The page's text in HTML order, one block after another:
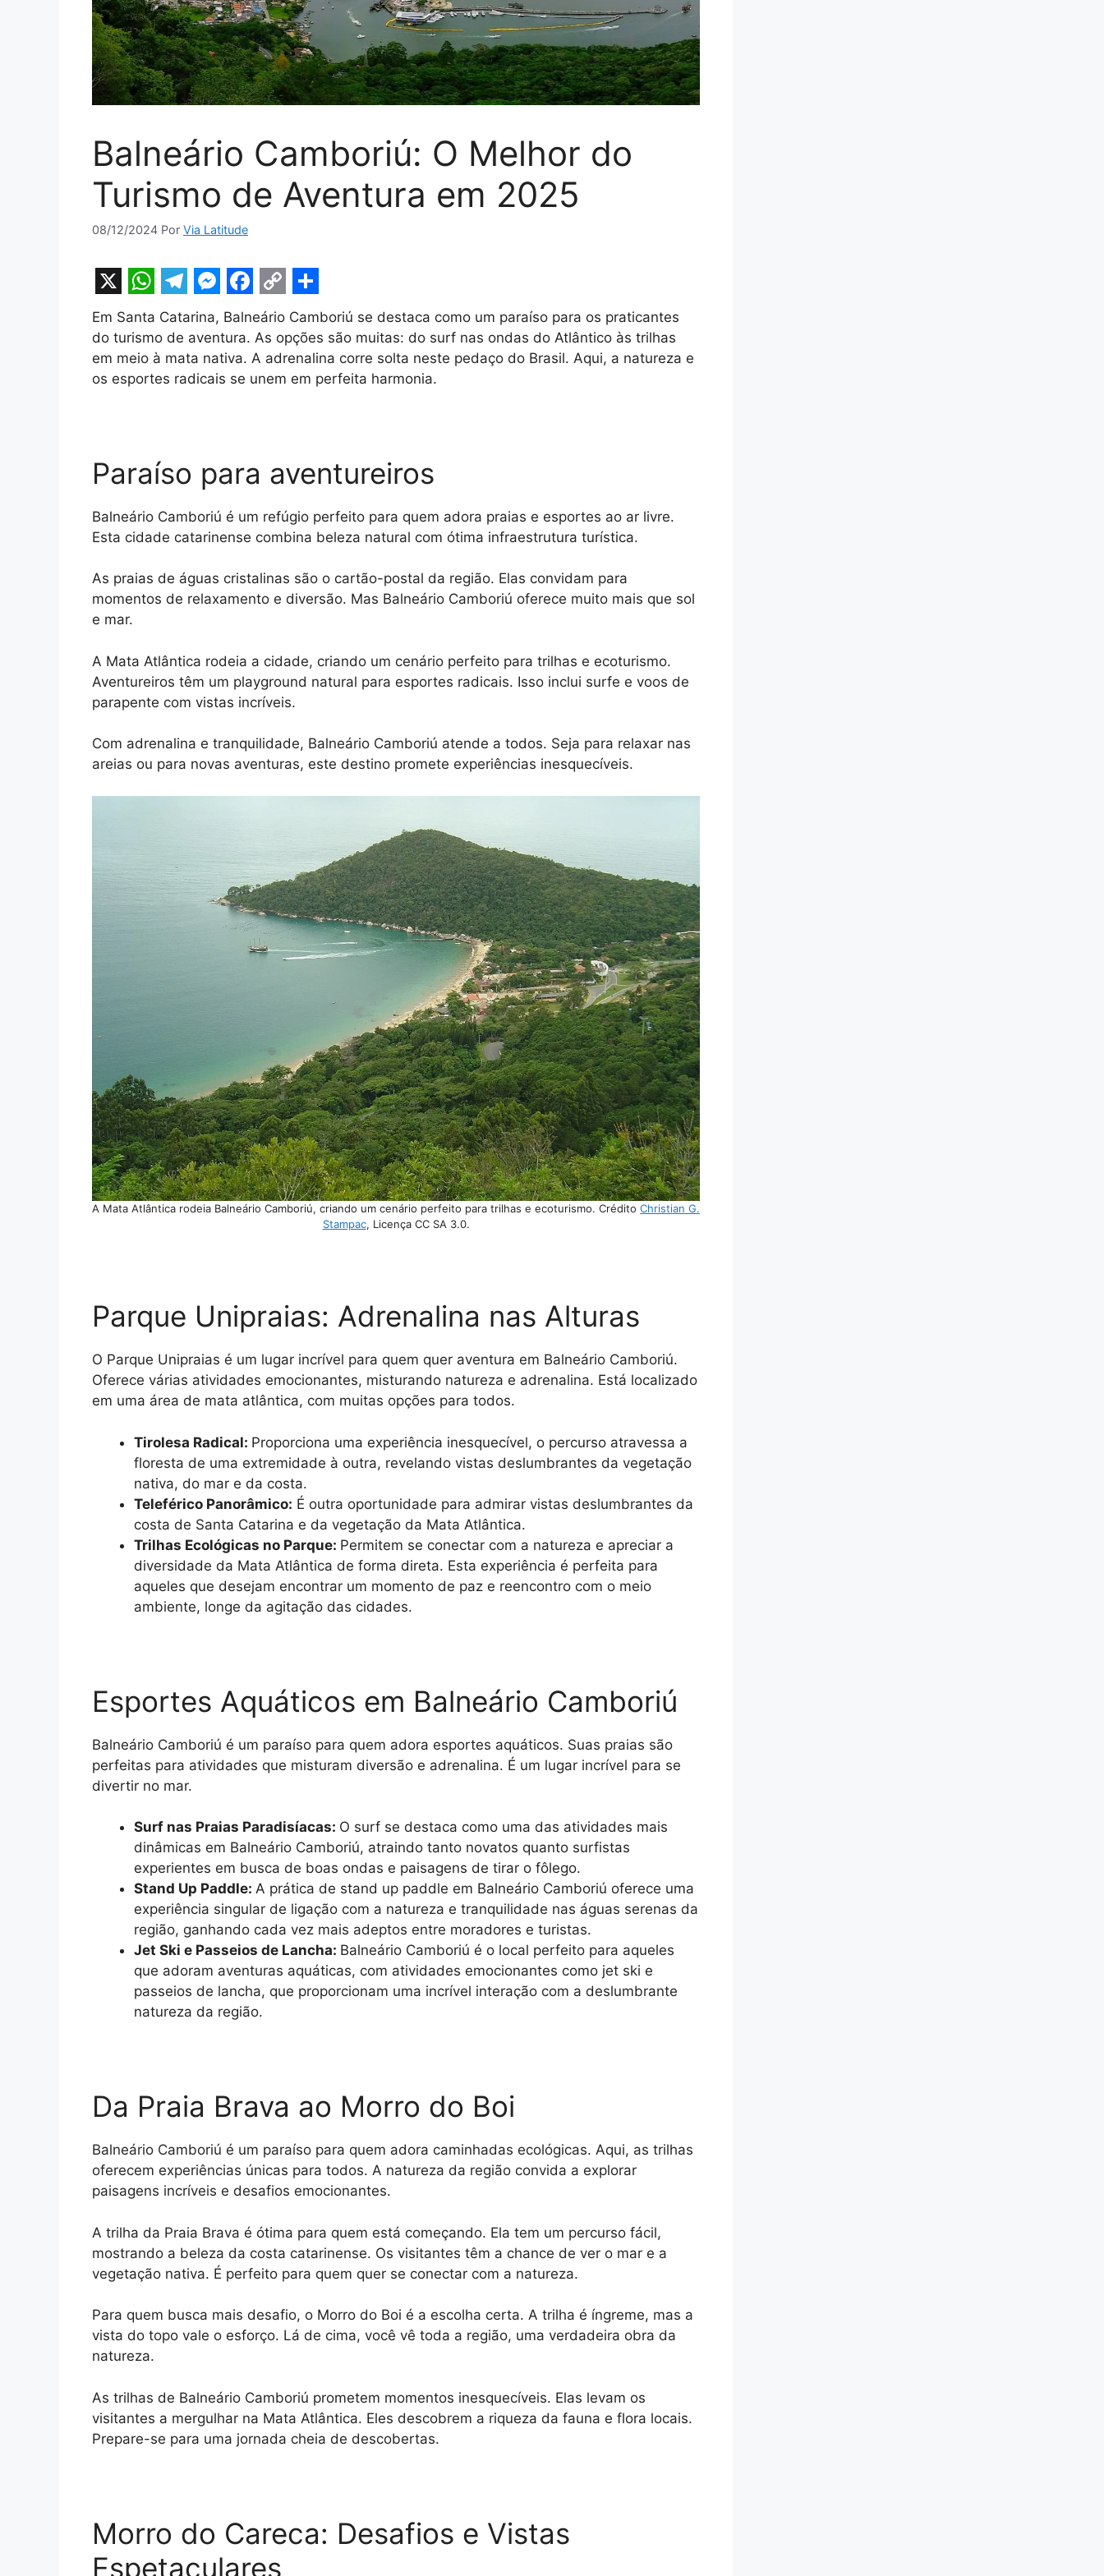
Balneário Camboriú: O Melhor do
Turismo de Aventura em 2025
08/12/2024 Por Via Latitude
X W
h
a
t
p
p
T
e
l
e
a
m
M
e
s
s
g
e
r
F
a
c
e
o
k
C
o
p
y
n
k
S
h
a
r
Em Santa Catarina, Balneário Camboriú se destaca como um paraíso para os praticantes
do turismo de aventura. As opções são muitas: do surf nas ondas do Atlântico às trilhas
em meio à mata nativa. A adrenalina corre solta neste pedaço do Brasil. Aqui, a natureza e
os esportes radicais se unem em perfeita harmonia.
Paraíso para aventureiros
Balneário Camboriú é um refúgio perfeito para quem adora praias e esportes ao ar livre.
Esta cidade catarinense combina beleza natural com ótima infraestrutura turística.
As praias de águas cristalinas são o cartão-postal da região. Elas convidam para
momentos de relaxamento e diversão. Mas Balneário Camboriú oferece muito mais que sol
e mar.
A Mata Atlântica rodeia a cidade, criando um cenário perfeito para trilhas e ecoturismo.
Aventureiros têm um playground natural para esportes radicais. Isso inclui surfe e voos de
parapente com vistas incríveis.
Com adrenalina e tranquilidade, Balneário Camboriú atende a todos. Seja para relaxar nas
areias ou para novas aventuras, este destino promete experiências inesquecíveis.
A Mata Atlântica rodeia Balneário Camboriú, criando um cenário perfeito para trilhas e ecoturismo. Crédito Christian G.
Stampac, Licença CC SA 3.0.
Parque Unipraias: Adrenalina nas Alturas
O Parque Unipraias é um lugar incrível para quem quer aventura em Balneário Camboriú.
Oferece várias atividades emocionantes, misturando natureza e adrenalina. Está localizado
em uma área de mata atlântica, com muitas opções para todos.
Tirolesa Radical: Proporciona uma experiência inesquecível, o percurso atravessa a
floresta de uma extremidade à outra, revelando vistas deslumbrantes da vegetação
nativa, do mar e da costa.
Teleférico Panorâmico: É outra oportunidade para admirar vistas deslumbrantes da
costa de Santa Catarina e da vegetação da Mata Atlântica.
Trilhas Ecológicas no Parque: Permitem se conectar com a natureza e apreciar a
diversidade da Mata Atlântica de forma direta. Esta experiência é perfeita para
aqueles que desejam encontrar um momento de paz e reencontro com o meio
ambiente, longe da agitação das cidades.
Esportes Aquáticos em Balneário Camboriú
Balneário Camboriú é um paraíso para quem adora esportes aquáticos. Suas praias são
perfeitas para atividades que misturam diversão e adrenalina. É um lugar incrível para se
divertir no mar.
Surf nas Praias Paradisíacas: O surf se destaca como uma das atividades mais
dinâmicas em Balneário Camboriú, atraindo tanto novatos quanto surfistas
experientes em busca de boas ondas e paisagens de tirar o fôlego.
Stand Up Paddle: A prática de stand up paddle em Balneário Camboriú oferece uma
experiência singular de ligação com a natureza e tranquilidade nas águas serenas da
região, ganhando cada vez mais adeptos entre moradores e turistas.
Jet Ski e Passeios de Lancha: Balneário Camboriú é o local perfeito para aqueles
que adoram aventuras aquáticas, com atividades emocionantes como jet ski e
passeios de lancha, que proporcionam uma incrível interação com a deslumbrante
natureza da região.
Da Praia Brava ao Morro do Boi
Balneário Camboriú é um paraíso para quem adora caminhadas ecológicas. Aqui, as trilhas
oferecem experiências únicas para todos. A natureza da região convida a explorar
paisagens incríveis e desafios emocionantes.
A trilha da Praia Brava é ótima para quem está começando. Ela tem um percurso fácil,
mostrando a beleza da costa catarinense. Os visitantes têm a chance de ver o mar e a
vegetação nativa. É perfeito para quem quer se conectar com a natureza.
Para quem busca mais desafio, o Morro do Boi é a escolha certa. A trilha é íngreme, mas a
vista do topo vale o esforço. Lá de cima, você vê toda a região, uma verdadeira obra da
natureza.
As trilhas de Balneário Camboriú prometem momentos inesquecíveis. Elas levam os
visitantes a mergulhar na Mata Atlântica. Eles descobrem a riqueza da fauna e flora locais.
Prepare-se para uma jornada cheia de descobertas.
Morro do Careca: Desafios e Vistas
Espetaculares